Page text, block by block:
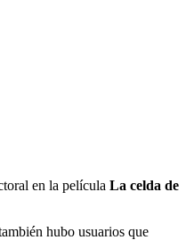
en la película La celda de
hubo usuarios que